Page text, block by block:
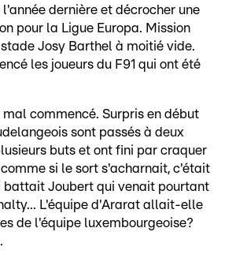
dernière et décrocher une
pour la Ligue Europa. Mission
Josy Barthel à moitié vide.
les joueurs du F91 qui ont été
commencé. Surpris en début
sont passés à deux
buts et ont fini par craquer
si le sort s'acharnait, c'était
battait Joubert qui venait pourtant
L'équipe d'Ararat allait-elle
de l'équipe luxembourgeoise?